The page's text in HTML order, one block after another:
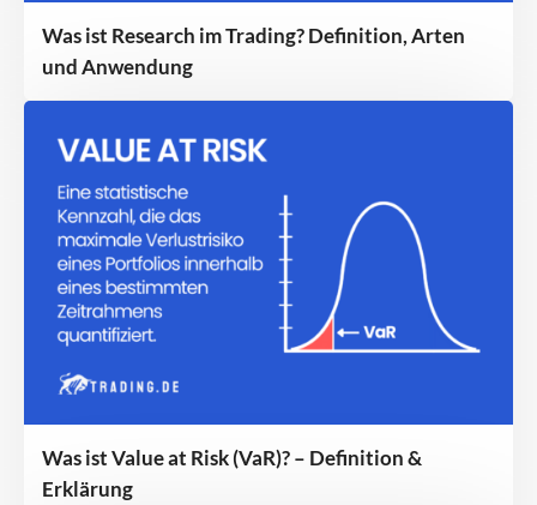
Was ist Research im Trading? Definition, Arten
und Anwendung
Was ist Value at Risk (VaR)? – Definition &
Erklärung